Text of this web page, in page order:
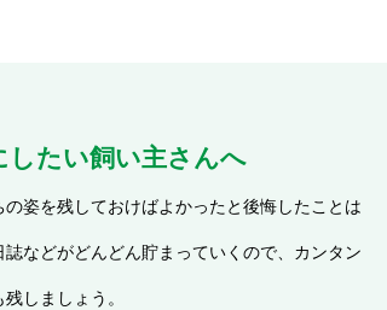
たい飼い主さんへ
姿を残しておけばよかったと後悔したことは
などがどんどん貯まっていくので、カンタン
しましょう。